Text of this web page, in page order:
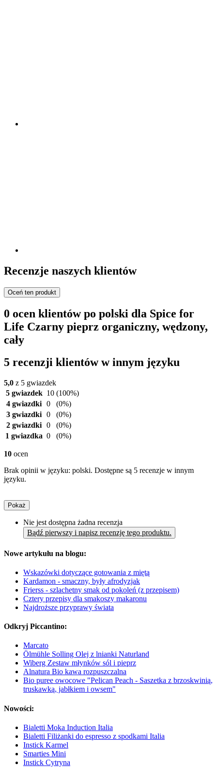
Recenzje naszych klientów
Oceń ten produkt
0 ocen klientów po polski dla Spice for
Life Czarny pieprz organiczny, wędzony,
cały
5 recenzji klientów w innym języku
5,0 z 5 gwiazdek
5 gwiazdek 10 (100%)
4 gwiazdki 0
(0%)
3 gwiazdki 0
(0%)
2 gwiazdki 0
(0%)
1 gwiazdka 0 (0%)
10 ocen
Brak opinii w języku: polski. Dostępne są 5 recenzje w innym
języku.
Pokaż
Nie jest dostępna żadna recenzja
Bądź pierwszy i napisz recenzję tego produktu.
Nowe artykułu na blogu:
Wskazówki dotyczące gotowania z miętą
Kardamon - smaczny, były afrodyzjak
Frierss - szlachetny smak od pokoleń (z przepisem)
Cztery przepisy dla smakoszy makaronu
Najdroższe przyprawy świata
Odkryj Piccantino:
Marcato
Ölmühle Solling Olej z lnianki Naturland
Wiberg Zestaw młynków sól i pieprz
Alnatura Bio kawa rozpuszczalna
Bio puree owocowe "Pelican Peach - Saszetka z brzoskwinią,
truskawką, jabłkiem i owsem"
Nowości:
Bialetti Moka Induction Italia
Bialetti Filiżanki do espresso z spodkami Italia
Instick Karmel
Smarties Mini
Instick Cytryna